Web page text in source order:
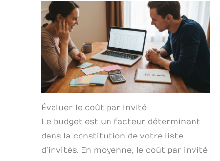
Évaluer le coût par invité
Le budget est un facteur déterminant
dans la constitution de votre liste
d’invités. En moyenne, le coût par invité